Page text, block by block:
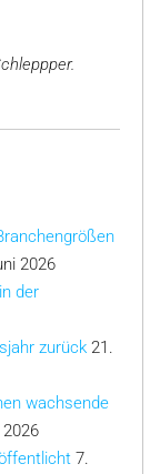
2026
der
zurück 21.
wachsende
2026
7.